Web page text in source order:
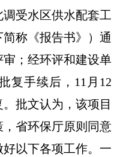
受水区供水配套工
称《报告书》）通
；经环评和建设单
复手续后， 11 月 12
批文认为，该项目
省环保厅原则同意
以下各项工作。一